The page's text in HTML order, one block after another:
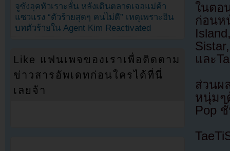
ในตอ
ก่อนห
และ
ส่วนผ
หนุ่มๆ
Pop
จูซังอุคหัวเราะลั่น หลังเดินตลาดเจอแม่ค้า
แซวแรง “ตัวร้ายสุดๆ คนไม่ดี” เหตุเพราะอิน
บทตัวร้ายใน Agent Kim Reactivated
Like แฟนเพจของเราเพื่อติดตาม
ข่าวสารอัพเดทก่อนใครได้ที่นี่
เลยจ้า